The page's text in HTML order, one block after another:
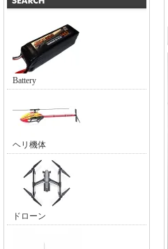
Battery
ヘリ機体
ドローン